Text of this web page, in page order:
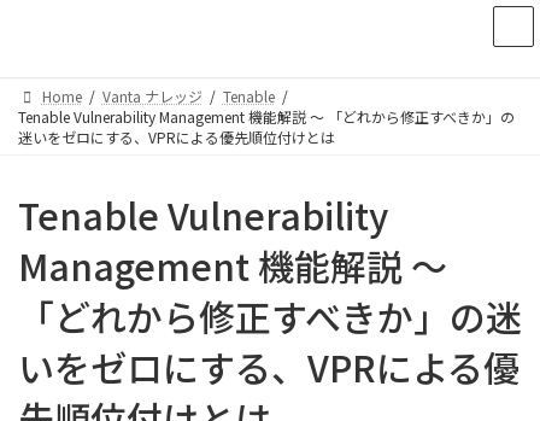
Home Vanta ナレッジ
Tenable
Tenable Vulnerability Management 機能解説 ～ 「どれから修正すべきか」の
迷いをゼロにする、VPRによる優先順位付けとは
Tenable Vulnerability
Management 機能解説 ～
「どれから修正すべきか」の迷
いをゼロにする、VPRによる優